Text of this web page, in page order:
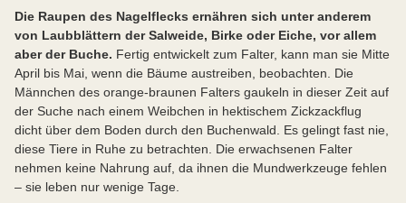
Die Raupen des Nagelflecks ernähren sich unter anderem
von Laubblättern der Salweide, Birke oder Eiche, vor allem
aber der Buche. Fertig entwickelt zum Falter, kann man sie Mitte
April bis Mai, wenn die Bäume austreiben, beobachten. Die
Männchen des orange-braunen Falters gaukeln in dieser Zeit auf
der Suche nach einem Weibchen in hektischem Zickzackflug
dicht über dem Boden durch den Buchenwald. Es gelingt fast nie,
diese Tiere in Ruhe zu betrachten. Die erwachsenen Falter
nehmen keine Nahrung auf, da ihnen die Mundwerkzeuge fehlen
– sie leben nur wenige Tage.